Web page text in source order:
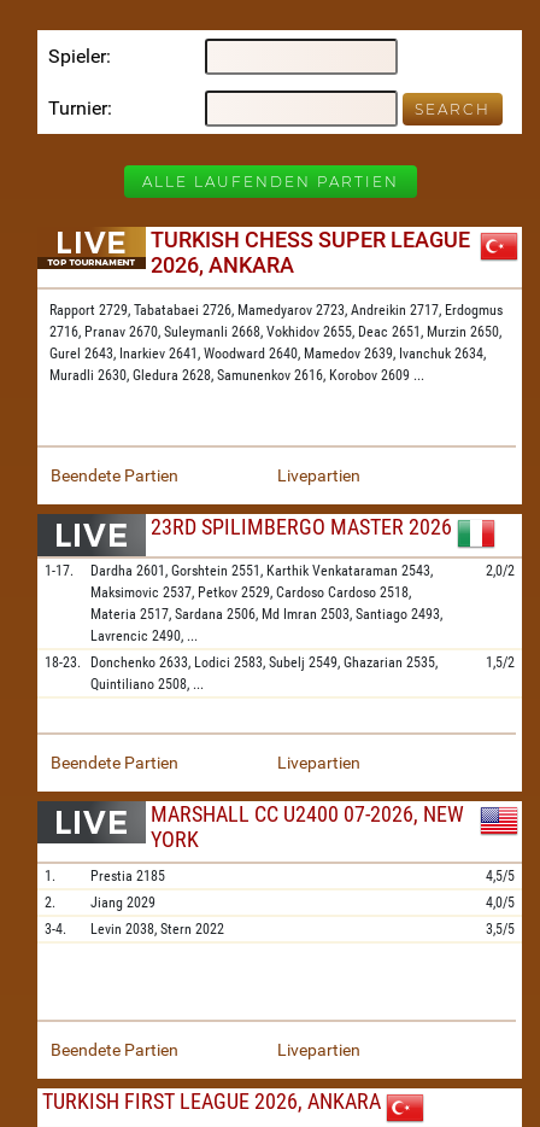
Spieler
Turnier
ALLE LAUFENDEN PARTIEN
TURKISH CHESS SUPER LEAGUE
2026, ANKARA
Rapport 2729, Tabatabaei 2726, Mamedyarov 2723, Andreikin 2717, Erdogmus
2716, Pranav 2670, Suleymanli 2668, Vokhidov 2655, Deac 2651, Murzin 2650,
Gurel 2643, Inarkiev 2641, Woodward 2640, Mamedov 2639, Ivanchuk 2634,
Muradli 2630, Gledura 2628, Samunenkov 2616, Korobov 2609 ...
Beendete Partien Livepartien
23RD SPILIMBERGO MASTER 2026
1-17. Dardha 2601, Gorshtein 2551, Karthik Venkataraman 2543,
Maksimovic 2537, Petkov 2529, Cardoso Cardoso 2518,
Materia 2517, Sardana 2506, Md Imran 2503, Santiago 2493,
Lavrencic 2490, ...
2,0/2
18-23. Donchenko 2633, Lodici 2583, Subelj 2549, Ghazarian 2535,
Quintiliano 2508, ...
1,5/2
Beendete Partien Livepartien
MARSHALL CC U2400 07-2026, NEW
YORK
1. Prestia 2185
4,5/5
2.
Jiang 2029
4,0/5
3-4.
Levin 2038, Stern 2022 3,5/5
Beendete Partien Livepartien
TURKISH FIRST LEAGUE 2026, ANKARA